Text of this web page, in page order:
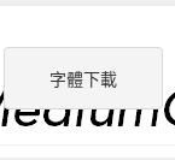
字體下載